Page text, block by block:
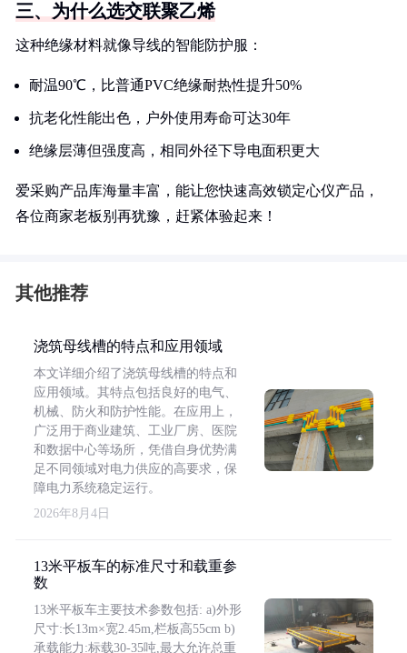
三、为什么选交联聚乙烯
这种绝缘材料就像导线的智能防护服：
耐温90℃，比普通PVC绝缘耐热性提升50%
抗老化性能出色，户外使用寿命可达30年
绝缘层薄但强度高，相同外径下导电面积更大
爱采购产品库海量丰富，能让您快速高效锁定心仪产品，
各位商家老板别再犹豫，赶紧体验起来！
其他推荐
浇筑母线槽的特点和应用领域
本文详细介绍了浇筑母线槽的特点和
应用领域。其特点包括良好的电气、
机械、防火和防护性能。在应用上，
广泛用于商业建筑、工业厂房、医院
和数据中心等场所，凭借自身优势满
足不同领域对电力供应的高要求，保
障电力系统稳定运行。
2026年8月4日
13米平板车的标准尺寸和载重参
数
13米平板车主要技术参数包括: a)外形
尺寸:长13m×宽2.45m,栏板高55cm b)
承载能力:标载30-35吨,最大允许总重